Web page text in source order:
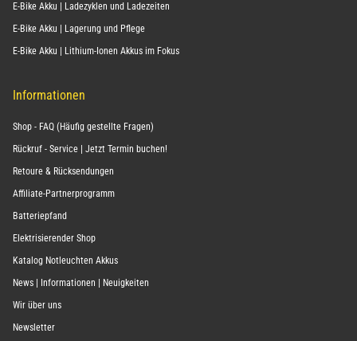
E-Bike Akku | Ladezyklen und Ladezeiten
E-Bike Akku | Lagerung und Pflege
E-Bike Akku | Lithium-Ionen Akkus im Fokus
Informationen
Shop - FAQ (Häufig gestellte Fragen)
Rückruf - Service | Jetzt Termin buchen!
Retoure & Rücksendungen
Affiliate-Partnerprogramm
Batteriepfand
Elektrisierender Shop
Katalog Notleuchten Akkus
News | Informationen | Neuigkeiten
Wir über uns
Newsletter